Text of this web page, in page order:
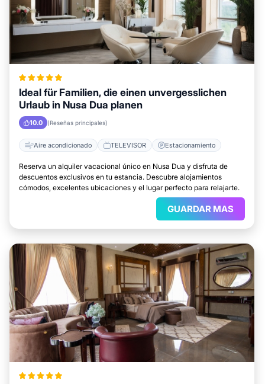
Ideal für Familien, die einen unvergesslichen
Urlaub in Nusa Dua planen
10.0 (Reseñas principales)
Aire acondicionado TELEVISOR Estacionamiento
Reserva un alquiler vacacional único en Nusa Dua y disfruta de
descuentos exclusivos en tu estancia. Descubre alojamientos
cómodos, excelentes ubicaciones y el lugar perfecto para relajarte.
GUARDAR MAS